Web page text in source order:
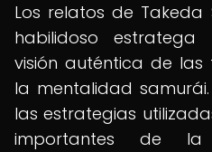
Los relatos de Takeda
habilidoso estratega
visión auténtica de
la mentalidad
las estrategias
importantes de la